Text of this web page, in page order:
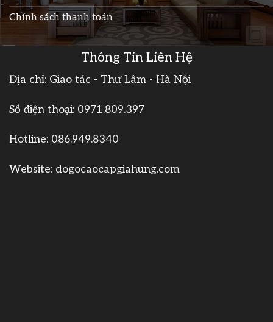
Chính sách thanh toán
Thông Tin Liên Hệ
Địa chỉ: Giao tác - Thư Lâm - Hà Nội
Số điện thoại: 0971.809.397
Hotline: 086.949.8340
Website: dogocaocapgiahung.com